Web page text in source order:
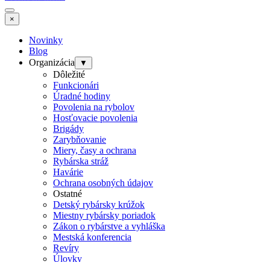
×
Novinky
Blog
Organizácia
▼
Dôležité
Funkcionári
Úradné hodiny
Povolenia na rybolov
Hosťovacie povolenia
Brigády
Zarybňovanie
Miery, časy a ochrana
Rybárska stráž
Havárie
Ochrana osobných údajov
Ostatné
Detský rybársky krúžok
Miestny rybársky poriadok
Zákon o rybárstve a vyhláška
Mestská konferencia
Revíry
Úlovky